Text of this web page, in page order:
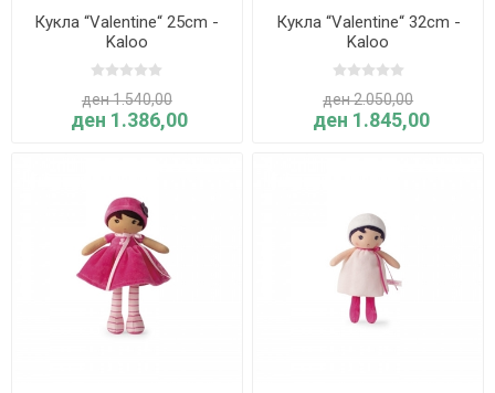
Кукла “Valentine“ 25cm -
Kaloo
ден 1.540,00
ден 1.386,00
Кукла “Valentine“ 32cm -
Kaloo
ден 2.050,00
ден 1.845,00